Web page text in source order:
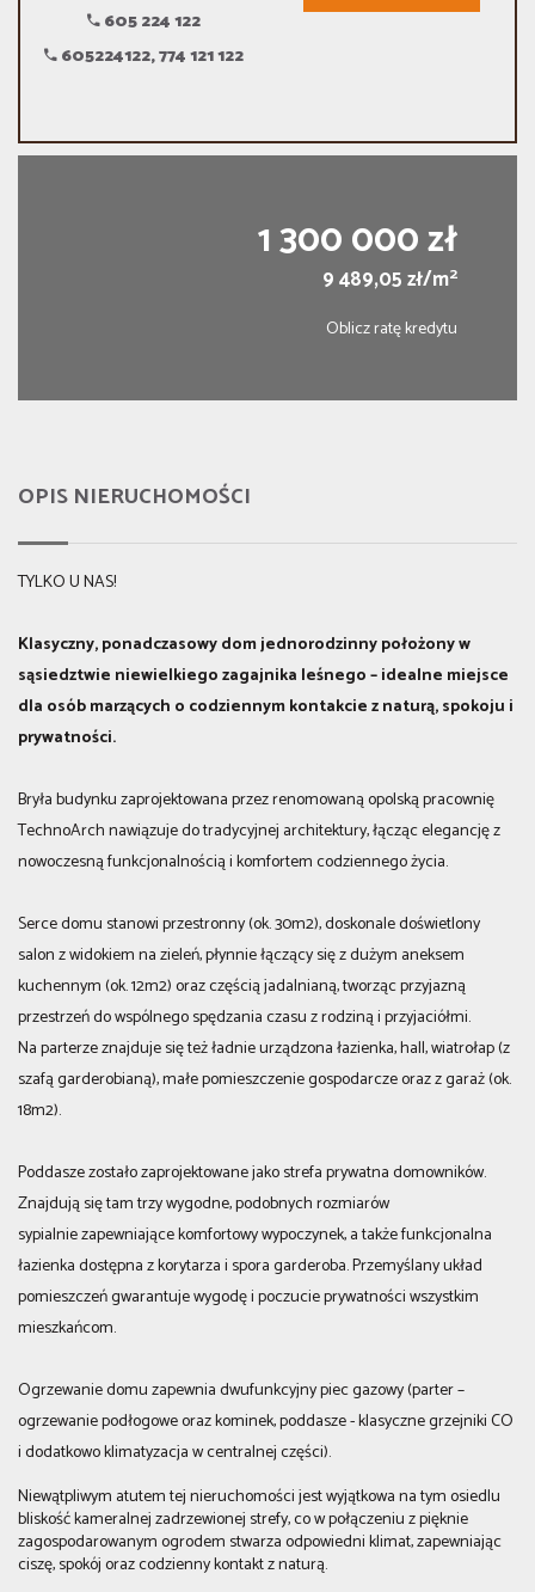
605 224 122
605224122, 774 121 122
1 300 000 zł
9 489,05 zł/m2
Oblicz ratę kredytu
OPIS NIERUCHOMOŚCI
TYLKO U NAS!
Klasyczny, ponadczasowy dom jednorodzinny położony w
sąsiedztwie niewielkiego zagajnika leśnego – idealne miejsce
dla osób marzących o codziennym kontakcie z naturą, spokoju i
prywatności.
Bryła budynku zaprojektowana przez renomowaną opolską pracownię
TechnoArch nawiązuje do tradycyjnej architektury, łącząc elegancję z
nowoczesną funkcjonalnością i komfortem codziennego życia.
Serce domu stanowi przestronny (ok. 30m2), doskonale doświetlony
salon z widokiem na zieleń, płynnie łączący się z dużym aneksem
kuchennym (ok. 12m2) oraz częścią jadalnianą, tworząc przyjazną
przestrzeń do wspólnego spędzania czasu z rodziną i przyjaciółmi.
Na parterze znajduje się też ładnie urządzona łazienka, hall, wiatrołap (z
szafą garderobianą), małe pomieszczenie gospodarcze oraz z garaż (ok.
18m2).
Poddasze zostało zaprojektowane jako strefa prywatna domowników.
Znajdują się tam trzy wygodne, podobnych rozmiarów
sypialnie zapewniające komfortowy wypoczynek, a także funkcjonalna
łazienka dostępna z korytarza i spora garderoba. Przemyślany układ
pomieszczeń gwarantuje wygodę i poczucie prywatności wszystkim
mieszkańcom.
Ogrzewanie domu zapewnia dwufunkcyjny piec gazowy (parter –
ogrzewanie podłogowe oraz kominek, poddasze - klasyczne grzejniki CO
i dodatkowo klimatyzacja w centralnej części).
Niewątpliwym atutem tej nieruchomości jest wyjątkowa na tym osiedlu
bliskość kameralnej zadrzewionej strefy, co w połączeniu z pięknie
zagospodarowanym ogrodem stwarza odpowiedni klimat, zapewniając
ciszę, spokój oraz codzienny kontakt z naturą.